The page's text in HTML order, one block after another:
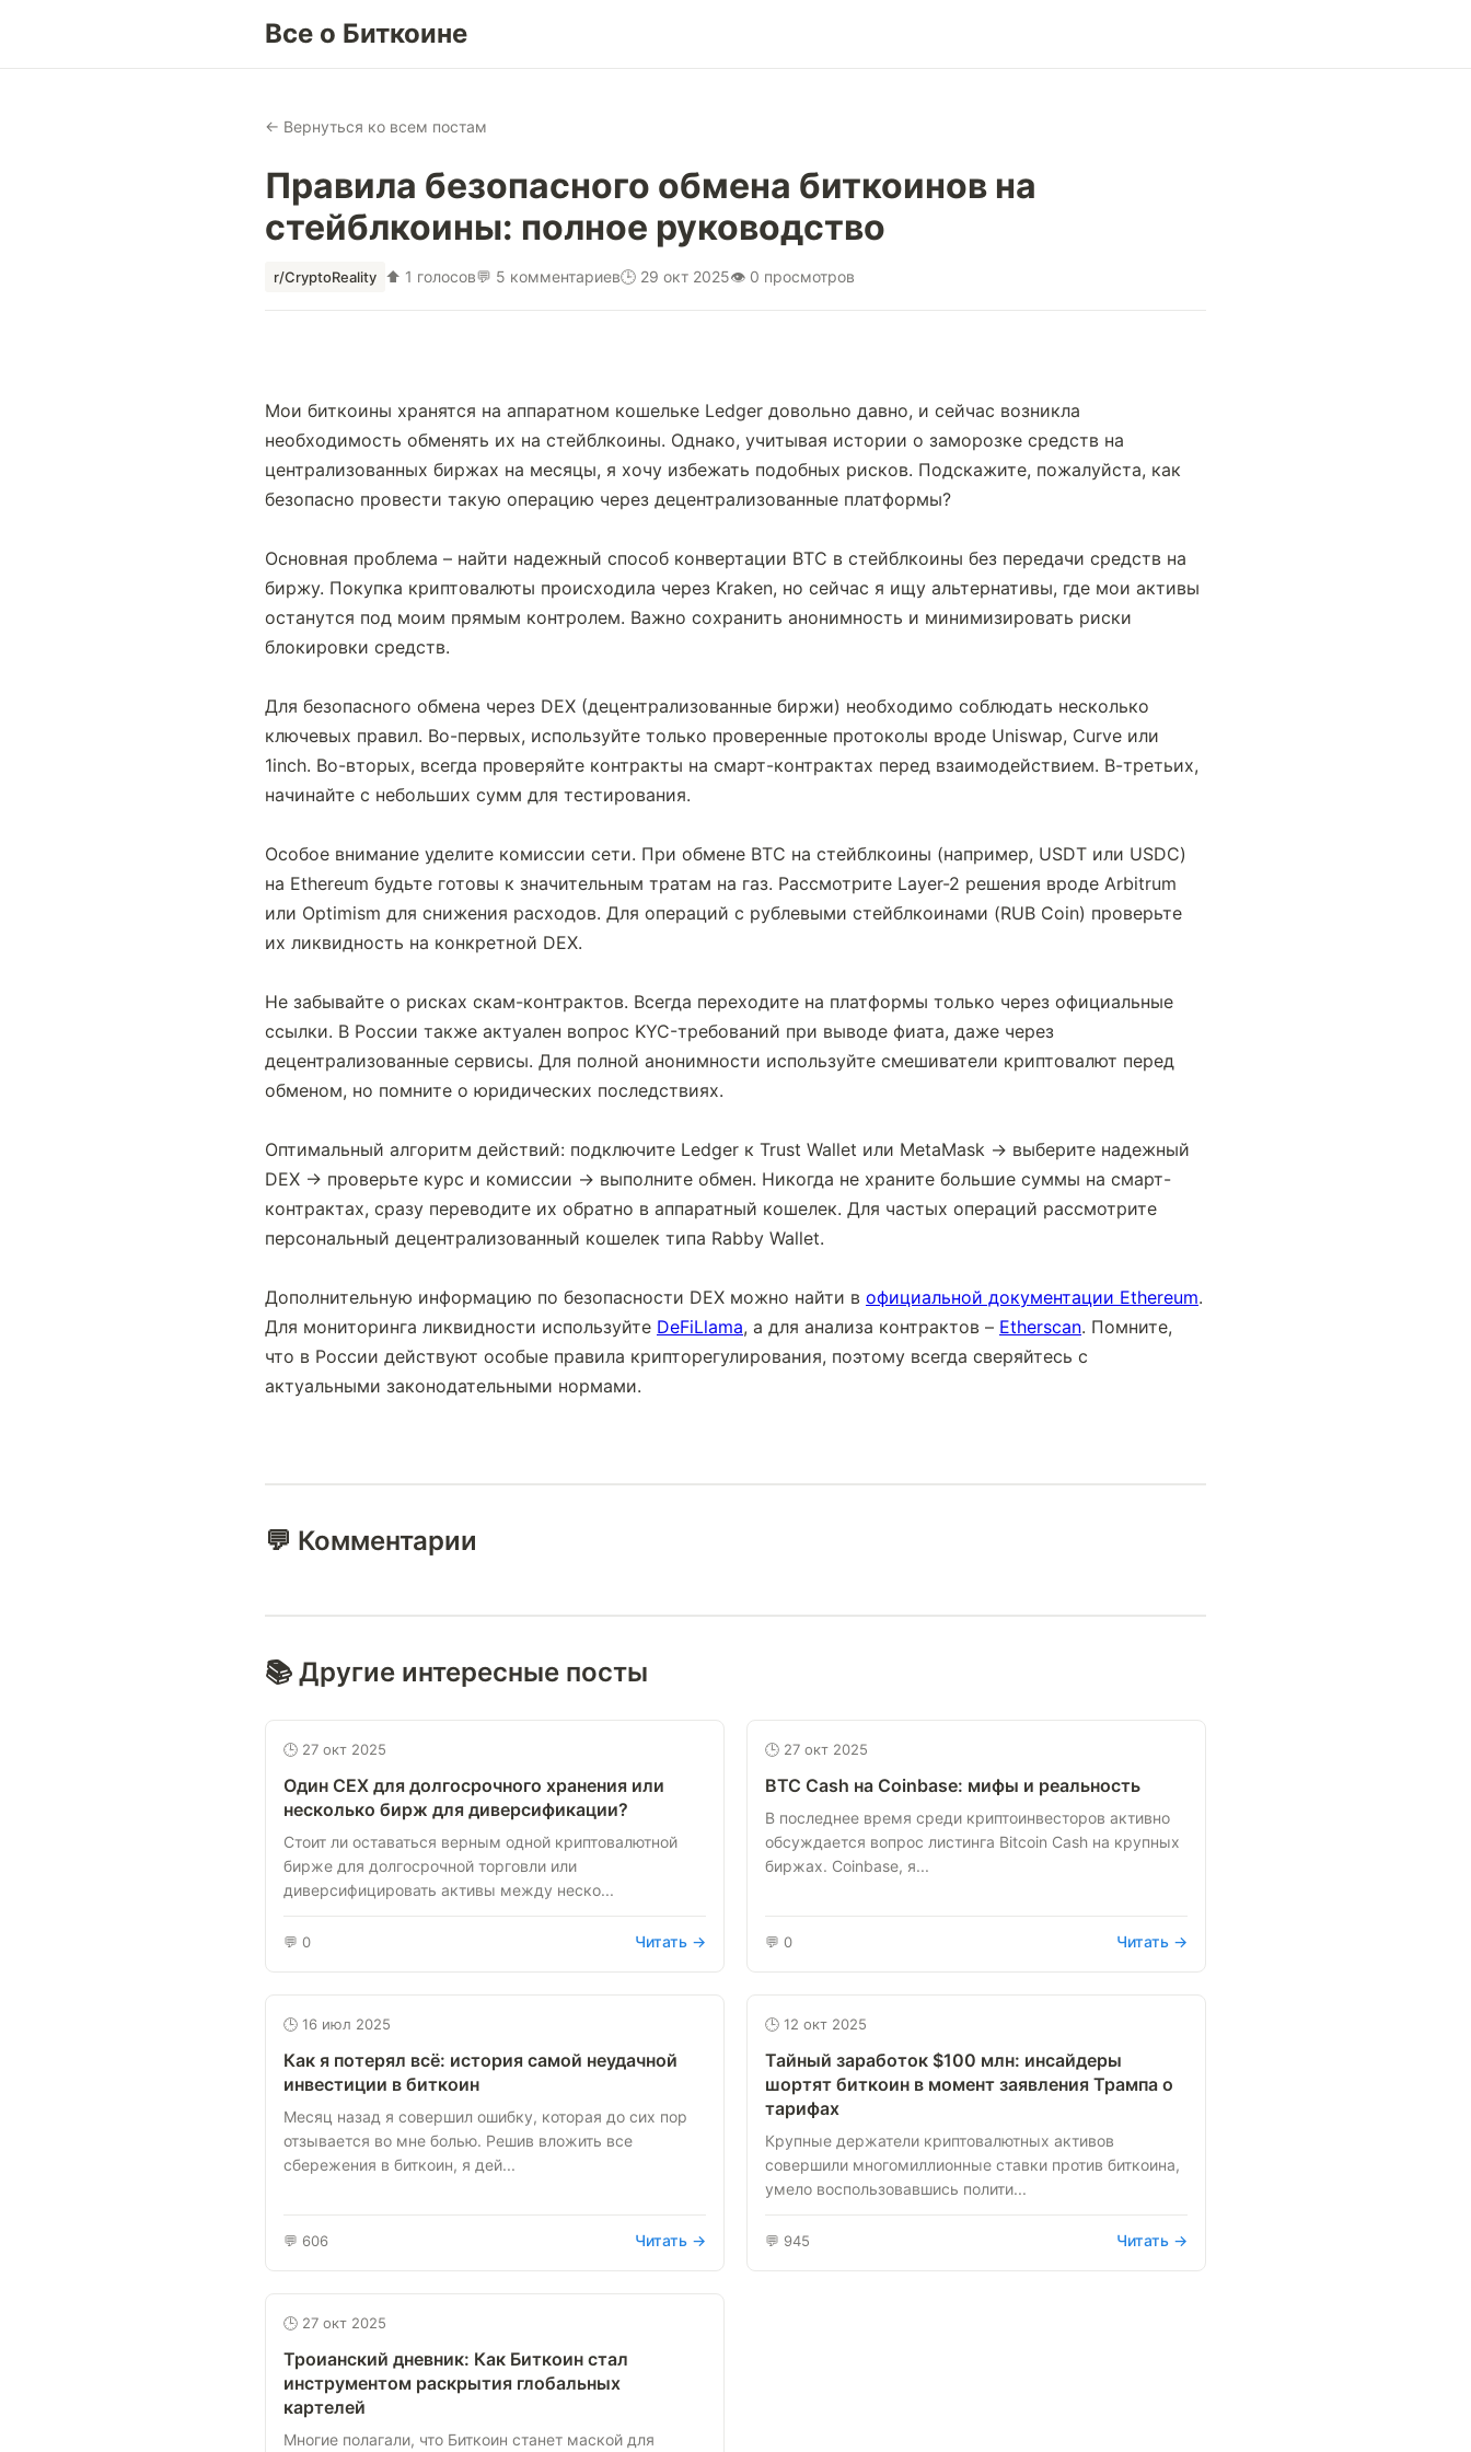
Все о Биткоине
← Вернуться ко всем постам
Правила безопасного обмена биткоинов на
стейблкоины: полное руководство
r/CryptoReality ⬆ 1 голосов💬 5 комментариев🕒 29 окт 2025👁 0 просмотров
Мои биткоины хранятся на аппаратном кошельке Ledger довольно давно, и сейчас возникла
необходимость обменять их на стейблкоины. Однако, учитывая истории о заморозке средств на
централизованных биржах на месяцы, я хочу избежать подобных рисков. Подскажите, пожалуйста, как
безопасно провести такую операцию через децентрализованные платформы?
Основная проблема – найти надежный способ конвертации BTC в стейблкоины без передачи средств на
биржу. Покупка криптовалюты происходила через Kraken, но сейчас я ищу альтернативы, где мои активы
останутся под моим прямым контролем. Важно сохранить анонимность и минимизировать риски
блокировки средств.
Для безопасного обмена через DEX (децентрализованные биржи) необходимо соблюдать несколько
ключевых правил. Во-первых, используйте только проверенные протоколы вроде Uniswap, Curve или
1inch. Во-вторых, всегда проверяйте контракты на смарт-контрактах перед взаимодействием. В-третьих,
начинайте с небольших сумм для тестирования.
Особое внимание уделите комиссии сети. При обмене BTC на стейблкоины (например, USDT или USDC)
на Ethereum будьте готовы к значительным тратам на газ. Рассмотрите Layer-2 решения вроде Arbitrum
или Optimism для снижения расходов. Для операций с рублевыми стейблкоинами (RUB Coin) проверьте
их ликвидность на конкретной DEX.
Не забывайте о рисках скам-контрактов. Всегда переходите на платформы только через официальные
ссылки. В России также актуален вопрос KYC-требований при выводе фиата, даже через
децентрализованные сервисы. Для полной анонимности используйте смешиватели криптовалют перед
обменом, но помните о юридических последствиях.
Оптимальный алгоритм действий: подключите Ledger к Trust Wallet или MetaMask → выберите надежный
DEX → проверьте курс и комиссии → выполните обмен. Никогда не храните большие суммы на смарт-
контрактах, сразу переводите их обратно в аппаратный кошелек. Для частых операций рассмотрите
персональный децентрализованный кошелек типа Rabby Wallet.
Дополнительную информацию по безопасности DEX можно найти в официальной документации Ethereum.
Для мониторинга ликвидности используйте DeFiLlama, а для анализа контрактов – Etherscan. Помните,
что в России действуют особые правила крипторегулирования, поэтому всегда сверяйтесь с
актуальными законодательными нормами.
💬 Комментарии
📚 Другие интересные посты
🕒 27 окт 2025
Один CEX для долгосрочного хранения или
несколько бирж для диверсификации?
Стоит ли оставаться верным одной криптовалютной
бирже для долгосрочной торговли или
диверсифицировать активы между неско...
💬 0 Читать →
🕒 27 окт 2025
BTC Cash на Coinbase: мифы и реальность
В последнее время среди криптоинвесторов активно
обсуждается вопрос листинга Bitcoin Cash на крупных
биржах. Coinbase, я...
💬 0 Читать →
🕒 16 июл 2025
Как я потерял всё: история самой неудачной
инвестиции в биткоин
Месяц назад я совершил ошибку, которая до сих пор
отзывается во мне болью. Решив вложить все
сбережения в биткоин, я дей...
💬 606 Читать →
🕒 12 окт 2025
Тайный заработок $100 млн: инсайдеры
шортят биткоин в момент заявления Трампа о
тарифах
Крупные держатели криптовалютных активов
совершили многомиллионные ставки против биткоина,
умело воспользовавшись полити...
💬 945 Читать →
🕒 27 окт 2025
Троианский дневник: Как Биткоин стал
инструментом раскрытия глобальных
картелей
Многие полагали, что Биткоин станет маской для